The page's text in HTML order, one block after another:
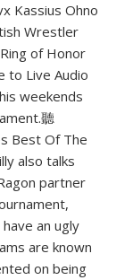
Kassius Ohno
Wrestler
of Honor
to Live Audio
weekends
聽
Best Of The
also talks
partner
an ugly
are known
on being